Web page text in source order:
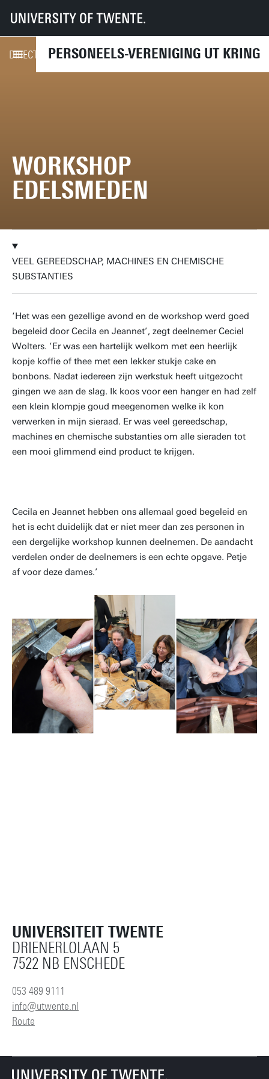
PERSONEELS-VERENIGING UT KRING
UT UT-Kring Archief Activiteiten
WORKSHOP
EDELSMEDEN
DIRECT NAAR KOMENDE ACTIVITEITEN
VEEL GEREEDSCHAP, MACHINES EN CHEMISCHE
SUBSTANTIES
‘Het was een gezellige avond en de workshop werd goed
begeleid door Cecila en Jeannet’, zegt deelnemer Ceciel
Wolters. ‘Er was een hartelijk welkom met een heerlijk
kopje koffie of thee met een lekker stukje cake en
bonbons. Nadat iedereen zijn werkstuk heeft uitgezocht
gingen we aan de slag. Ik koos voor een hanger en had zelf
een klein klompje goud meegenomen welke ik kon
verwerken in mijn sieraad. Er was veel gereedschap,
machines en chemische substanties om alle sieraden tot
een mooi glimmend eind product te krijgen.
Cecila en Jeannet hebben ons allemaal goed begeleid en
het is echt duidelijk dat er niet meer dan zes personen in
een dergelijke workshop kunnen deelnemen. De aandacht
verdelen onder de deelnemers is een echte opgave. Petje
af voor deze dames.’
UNIVERSITEIT TWENTE
DRIENERLOLAAN 5
7522 NB ENSCHEDE
053 489 9111
info@utwente.nl
Route